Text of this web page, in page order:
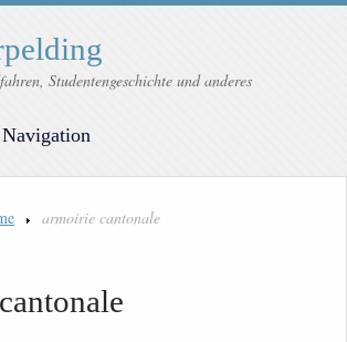
Studentengeschichte und anderes
armoirie cantonale